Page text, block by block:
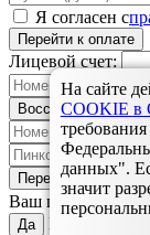
Я согласен с
Перейти к оплате
Лицевой счет:
Восстановить
Перейти к оплате
Ваш город
Да
Выбрать
На сайте
COOKIE в
данных".
значит